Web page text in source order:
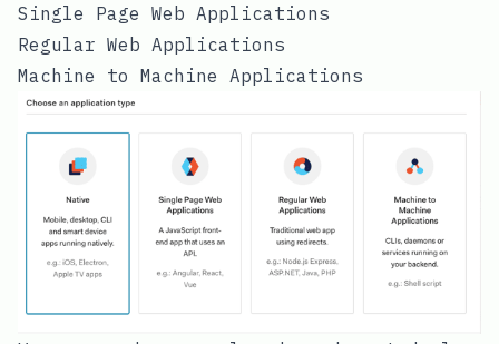
Single Page Web Applications
Regular Web Applications
Machine to Machine Applications